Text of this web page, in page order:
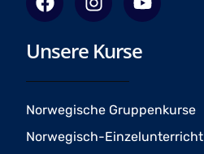
a
c
e
o
o
n
s
t
g
r
a
m
o
u
t
e
Unsere Kurse
Norwegische Gruppenkurse
Norwegisch-Einzelunterricht